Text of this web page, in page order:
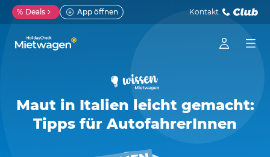
% Deals App öffnen Kontakt
Maut in Italien leicht gemacht:
Tipps für AutofahrerInnen